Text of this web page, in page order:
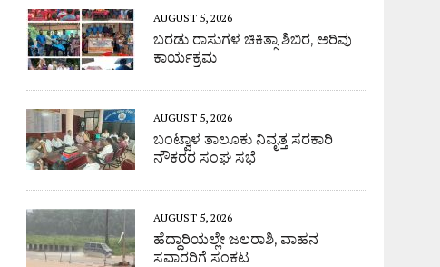
AUGUST 5, 2026
ಬರಡು ರಾಸುಗಳ ಚಿಕಿತ್ಸಾ ಶಿಬಿರ, ಅರಿವು
ಕಾರ್ಯಕ್ರಮ
AUGUST 5, 2026
ಬಂಟ್ವಾಳ ತಾಲೂಕು ನಿವೃತ್ತ ಸರಕಾರಿ
ನೌಕರರ ಸಂಘ ಸಭೆ
AUGUST 5, 2026
ಹೆದ್ದಾರಿಯಲ್ಲೇ ಜಲರಾಶಿ, ವಾಹನ
ಸವಾರರಿಗೆ ಸಂಕಟ